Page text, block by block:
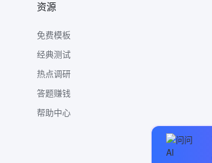
资源
免费模板
经典测试
热点调研
答题赚钱
帮助中心